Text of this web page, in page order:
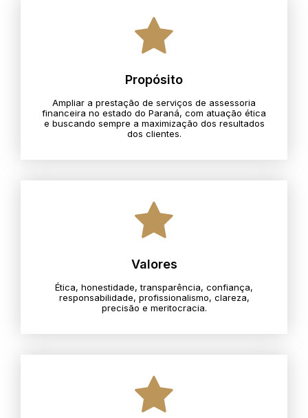
Propósito
Ampliar a prestação de serviços de assessoria
financeira no estado do Paraná, com atuação ética
e buscando sempre a maximização dos resultados
dos clientes.
Valores
Ética, honestidade, transparência, confiança,
responsabilidade, profissionalismo, clareza,
precisão e meritocracia.​